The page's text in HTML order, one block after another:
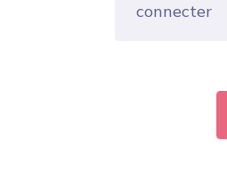
connecter